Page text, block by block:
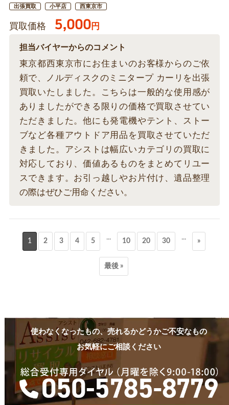
出張買取 小平店 西東京市
買取価格 5,000円
担当バイヤーからのコメント
東京都西東京市にお住まいのお客様からのご依
頼で、ノルディスクのミニタープ カーリを出張
買取いたしました。こちらは一般的な使用感が
ありましたができる限りの価格で買取させてい
ただきました。他にも発電機やテント、ストー
ブなど各種アウトドア用品を買取させていただ
きました。アシストは幅広いカテゴリの買取に
対応しており、価値あるものをまとめてリユー
スできます。お引っ越しやお片付け、遺品整理
の際はぜひご用命ください。
1 2 3 4 5 ... 10 20 30 ... »
最後 »
使わなくなったもの、売れるかどうかご不安なもの
お気軽にご相談ください